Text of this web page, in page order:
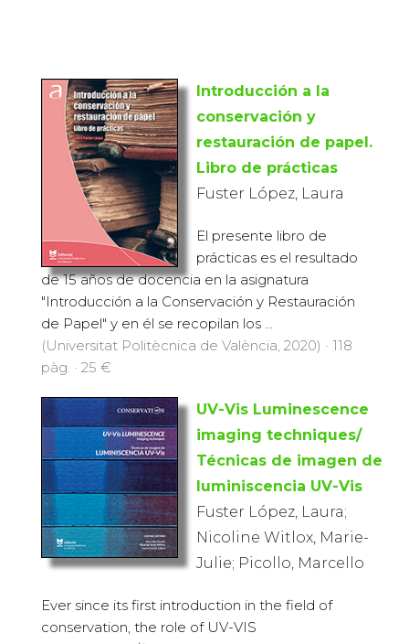
Introducción a la
conservación y
restauración de papel.
Libro de prácticas
Fuster López, Laura
El presente libro de
prácticas es el resultado
de 15 años de docencia en la asignatura
"Introducción a la Conservación y Restauración
de Papel" y en él se recopilan los ...
(Universitat Politècnica de València, 2020) · 118
pàg. · 25 €
UV-Vis Luminescence
imaging techniques/
Técnicas de imagen de
luminiscencia UV-Vis
Fuster López, Laura;
Nicoline Witlox, Marie-
Julie; Picollo, Marcello
Ever since its first introduction in the field of
conservation, the role of UV-VIS